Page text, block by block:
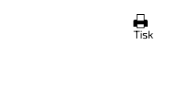
Tisk